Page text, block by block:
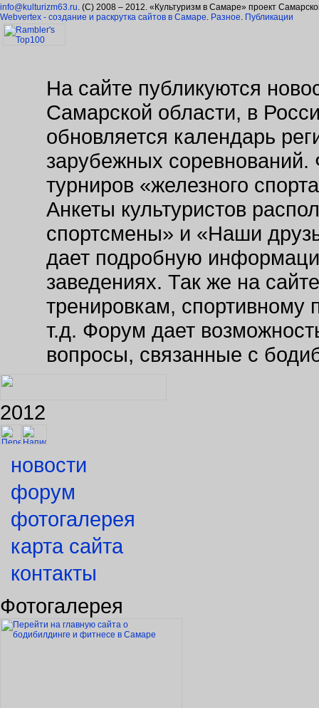
Webvertex - создание и раскрутка сайтов в Самаре.Разное.Публикации
На сайте публикуются
Самарской области, в
обновляется календарь
зарубежных соревнований.
турниров «железного
Анкеты культуристов
спортсмены» и «Наши
дает подробную
заведениях. Так же на
тренировкам, спортивному
т.д. Форум дает
вопросы, связанные с
2012
форум
фотогалерея
карта сайта
контакты
Фотогалерея